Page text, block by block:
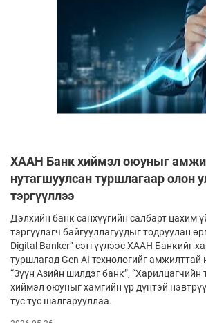
ХААН Банк хиймэл оюуныг
нутагшуулсан туршлагаар олон
тэргүүллээ
Дэлхийн банк санхүүгийн салбарт цахим
тэргүүлэгч байгууллагуудыг тодруулан
Digital Banker” сэтгүүлээс ХААН Банкийг
туршлагад Gen AI технологийг амжилттай
“Зүүн Азийн шилдэг банк”, “Харилцагчийн
хиймэл оюуныг хамгийн үр дүнтэй
тус тус шалгарууллаа.